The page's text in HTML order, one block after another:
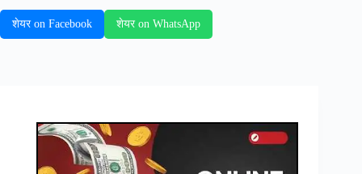
शेयर on Facebook शेयर on WhatsApp